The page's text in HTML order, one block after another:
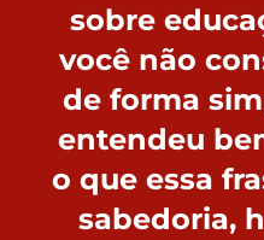
sobre
você não
de forma
entendeu
o que essa
sabedoria,